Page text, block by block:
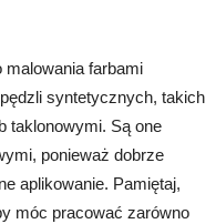
farbami
syntetycznych, takich
taklonowymi. Są one
ponieważ dobrze
aplikowanie. Pamiętaj,
móc pracować zarówno